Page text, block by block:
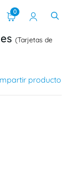
0
(Tarjetas de
producto